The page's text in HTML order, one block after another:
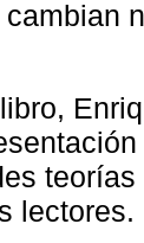
lectores.